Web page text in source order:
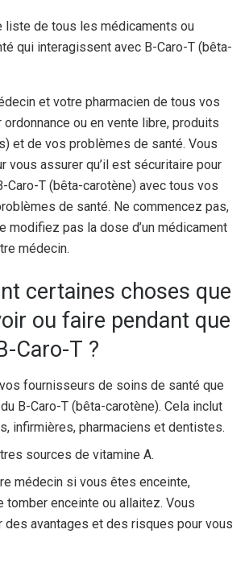
liste de tous les médicaments ou
qui interagissent avec B-Caro-T (bêta-
et votre pharmacien de tous vos
ou en vente libre, produits
et de vos problèmes de santé. Vous
vous assurer qu’il est sécuritaire pour
Caro-T (bêta-carotène) avec tous vos
de santé. Ne commencez pas,
modifiez pas la dose d’un médicament
médecin.
certaines choses que
ou faire pendant que
Caro-T ?
fournisseurs de soins de santé que
B-Caro-T (bêta-carotène). Cela inclut
infirmières, pharmaciens et dentistes.
sources de vitamine A.
médecin si vous êtes enceinte,
tomber enceinte ou allaitez. Vous
des avantages et des risques pour vous